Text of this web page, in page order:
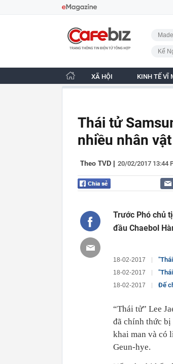
CafeBiz - Trang chủ
Kế
XÃ HỘI KINH TẾ VĨ
Thái tử
nhiều nhân
Theo TVD 20/02/2017 13:44
Trước Phó chủ
đầu Chaebol
18-02-2017
18-02-2017
18-02-2017 Đế
“Thái tử” Lee
đã chính thức bị
khai man và có
Geun-hye.